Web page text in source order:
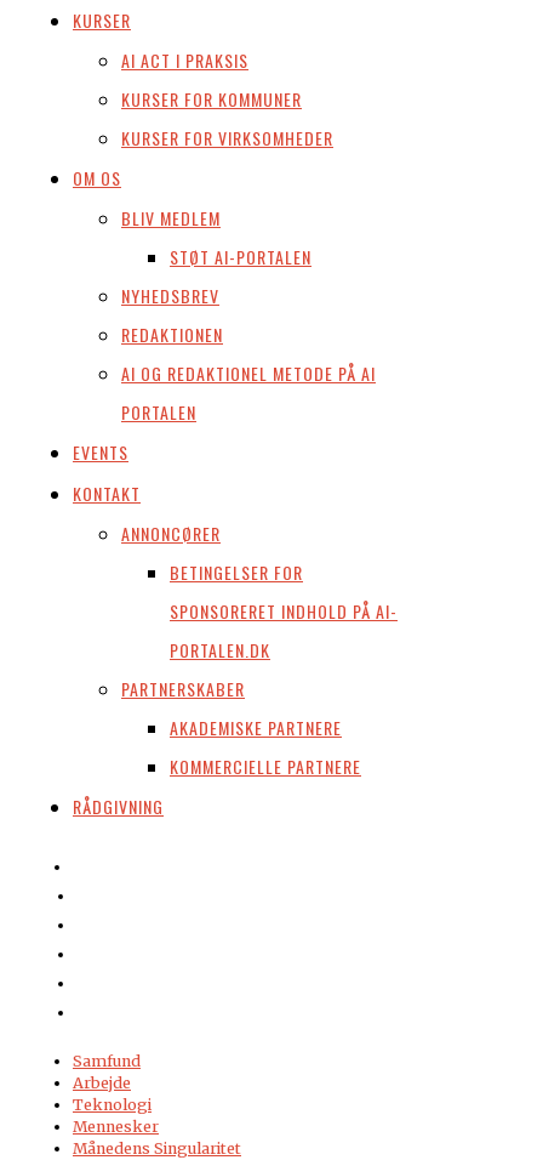
KURSER
AI ACT I PRAKSIS
KURSER FOR KOMMUNER
KURSER FOR VIRKSOMHEDER
OM OS
BLIV MEDLEM
STØT AI-PORTALEN
NYHEDSBREV
REDAKTIONEN
AI OG REDAKTIONEL METODE PÅ AI
PORTALEN
EVENTS
KONTAKT
ANNONCØRER
BETINGELSER FOR
SPONSORERET INDHOLD PÅ AI-
PORTALEN.DK
PARTNERSKABER
AKADEMISKE PARTNERE
KOMMERCIELLE PARTNERE
RÅDGIVNING
Samfund
Arbejde
Teknologi
Mennesker
Månedens Singularitet